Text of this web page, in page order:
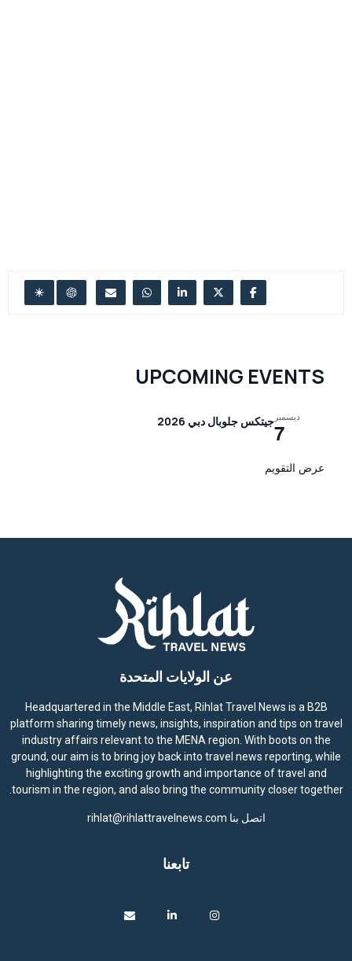
UPCOMING EVENTS
ديسمبر
7جيتكس جلوبال دبي 2026
عرض التقويم
عن الولايات المتحدة
Headquartered in the Middle East, Rihlat Travel News is a B2B
platform sharing timely news, insights, inspiration and tips on travel
industry affairs relevant to the MENA region. With boots on the
ground, our aim is to bring joy back into travel news reporting, while
highlighting the exciting growth and importance of travel and
tourism in the region, and also bring the community closer together.
اتصل بنا rihlat@rihlattravelnews.com
تابعنا